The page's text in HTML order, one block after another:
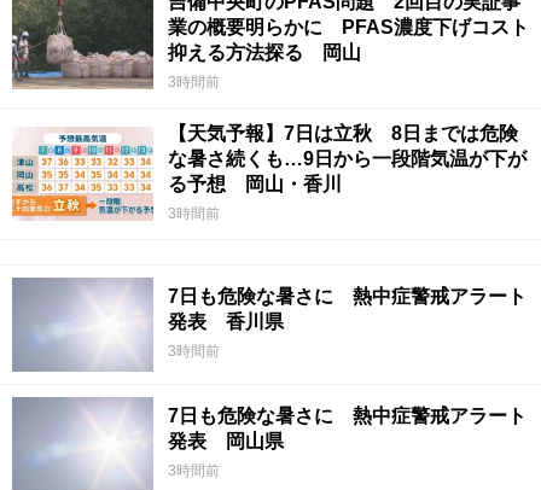
業の概要明らかに PFAS濃度下げコスト
抑える方法探る 岡山
3時間前
【天気予報】7日は立秋 8日までは危険
な暑さ続くも…9日から一段階気温が下が
る予想 岡山・香川
3時間前
7日も危険な暑さに 熱中症警戒アラート
発表 香川県
3時間前
7日も危険な暑さに 熱中症警戒アラート
発表 岡山県
3時間前